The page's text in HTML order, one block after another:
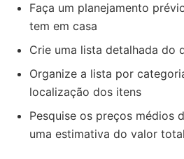
Faça um planejamento
tem em casa
Crie uma lista detalhada do
Organize a lista por
localização dos itens
Pesquise os preços médios
uma estimativa do valor total